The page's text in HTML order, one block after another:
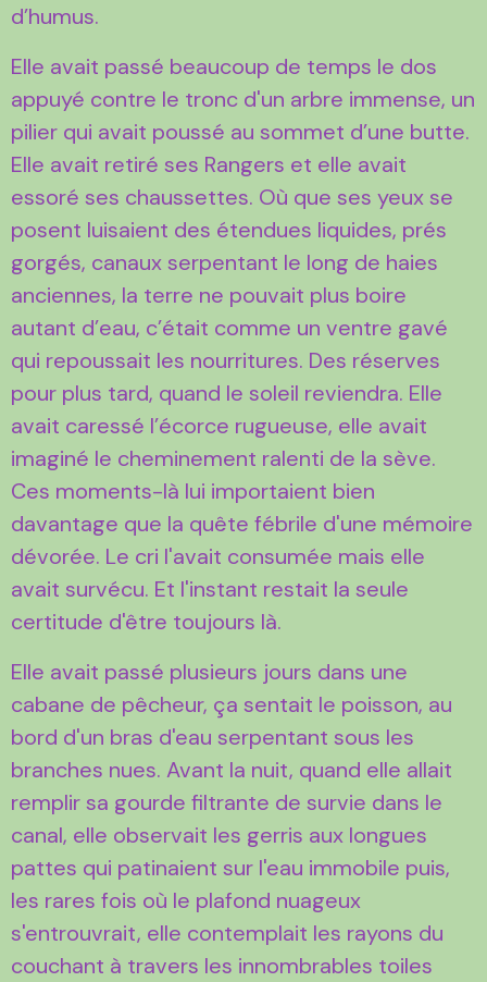
d’humus.
Elle avait passé beaucoup de temps le dos
appuyé contre le tronc d'un arbre immense, un
pilier qui avait poussé au sommet d’une butte.
Elle avait retiré ses Rangers et elle avait
essoré ses chaussettes. Où que ses yeux se
posent luisaient des étendues liquides, prés
gorgés, canaux serpentant le long de haies
anciennes, la terre ne pouvait plus boire
autant d’eau, c’était comme un ventre gavé
qui repoussait les nourritures. Des réserves
pour plus tard, quand le soleil reviendra. Elle
avait caressé l’écorce rugueuse, elle avait
imaginé le cheminement ralenti de la sève.
Ces moments-là lui importaient bien
davantage que la quête fébrile d'une mémoire
dévorée. Le cri l'avait consumée mais elle
avait survécu. Et l'instant restait la seule
certitude d'être toujours là.
Elle avait passé plusieurs jours dans une
cabane de pêcheur, ça sentait le poisson, au
bord d'un bras d'eau serpentant sous les
branches nues. Avant la nuit, quand elle allait
remplir sa gourde filtrante de survie dans le
canal, elle observait les gerris aux longues
pattes qui patinaient sur l'eau immobile puis,
les rares fois où le plafond nuageux
s'entrouvrait, elle contemplait les rayons du
couchant à travers les innombrables toiles